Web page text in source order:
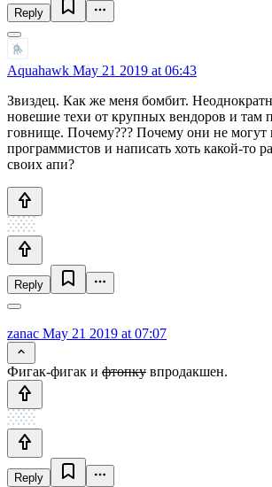
Reply
Aquahawk May 21 2019 at 06:43
Звиздец. Как же меня бомбит.
новешие техи от крупных вендоров и там
говнище. Почему??? Почему они не могут
программистов и написать хоть какой-то
своих апи?
Reply
zanac May 21 2019 at 07:07
Фигак-фигак и фтопку впродакшен.
Reply